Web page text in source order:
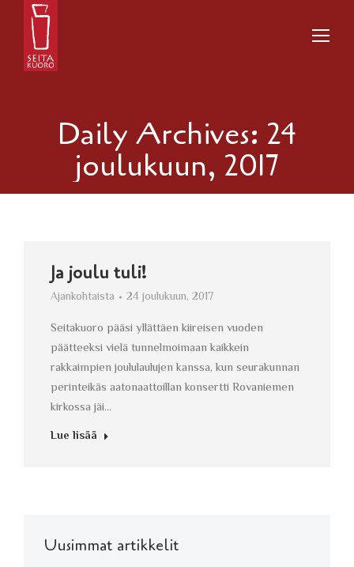
Daily Archives: 24
joulukuun, 2017
Ja joulu tuli!
Ajankohtaista 24 joulukuun, 2017
Seitakuoro pääsi yllättäen kiireisen vuoden
päätteeksi vielä tunnelmoimaan kaikkein
rakkaimpien joululaulujen kanssa, kun seurakunnan
perinteikäs aatonaattoillan konsertti Rovaniemen
kirkossa jäi…
Lue lisää
Uusimmat artikkelit